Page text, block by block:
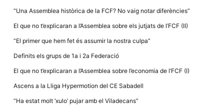
“Una Assemblea històrica de la FCF? No vaig notar diferències”
El que no t’explicaran a l’Assemblea sobre els jutjats de l’FCF (II)
“El primer que hem fet és assumir la nostra culpa”
Definits els grups de 1a i 2a Federació
El que no t’explicaran a l’Assemblea sobre l’economia de l’FCF (I)
Ascens a la Lliga Hypermotion del CE Sabadell
“Ha estat molt ‘xulo’ pujar amb el Viladecans”